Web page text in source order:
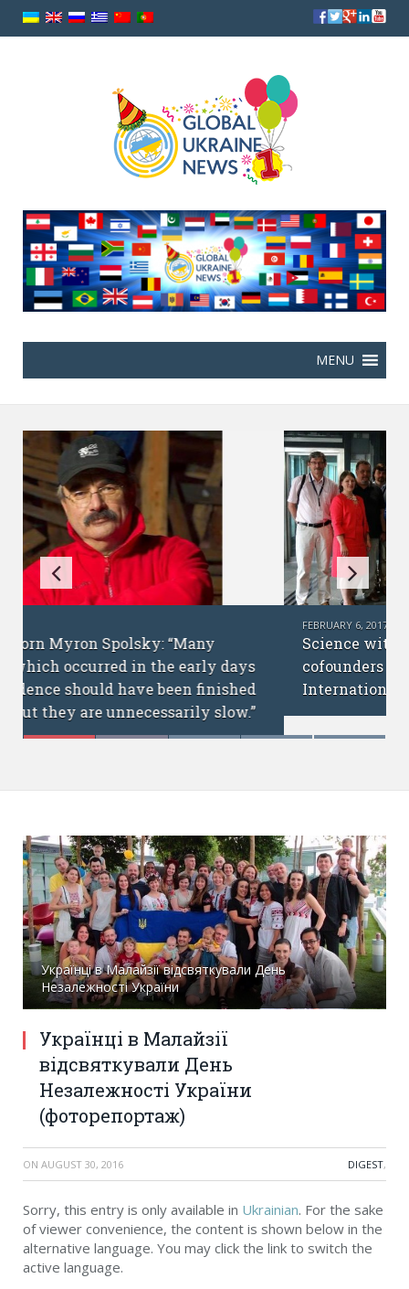
Science without borders: interview with
cofounders of the Ukrainian Academic
International Network
Українці в Малайзії відсвяткували День
Незалежності України
Українці в Малайзії
відсвяткували День
Незалежності України
(фоторепортаж)
ON AUGUST 30, 2016 DIGEST,
Sorry, this entry is only available in Ukrainian. For the sake
of viewer convenience, the content is shown below in the
alternative language. You may click the link to switch the
active language.